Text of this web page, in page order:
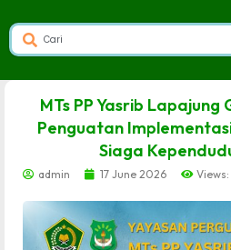
MTs PP Yasrib
Penguatan
Siaga
admin 17 June 2026 Views: